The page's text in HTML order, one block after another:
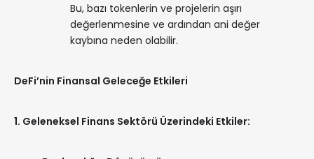
Bu, bazı tokenlerin ve projelerin aşırı
değerlenmesine ve ardından ani değer
kaybına neden olabilir.
DeFi’nin Finansal Geleceğe Etkileri
1. Geleneksel Finans Sektörü Üzerindeki Etkiler: